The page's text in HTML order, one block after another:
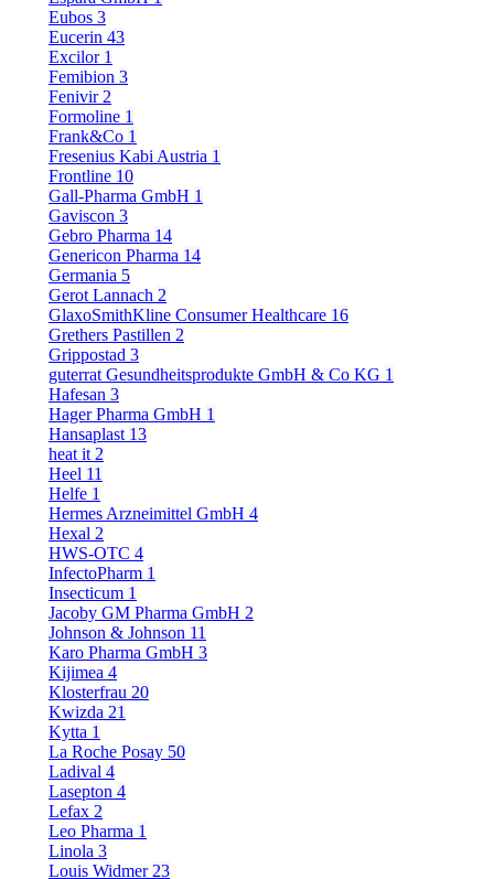
Eubos 3
Eucerin 43
Excilor 1
Femibion 3
Fenivir 2
Formoline 1
Frank&Co 1
Fresenius Kabi Austria 1
Frontline 10
Gall-Pharma GmbH 1
Gaviscon 3
Gebro Pharma 14
Genericon Pharma 14
Germania 5
Gerot Lannach 2
GlaxoSmithKline Consumer Healthcare 16
Grethers Pastillen 2
Grippostad 3
guterrat Gesundheitsprodukte GmbH & Co KG 1
Hafesan 3
Hager Pharma GmbH 1
Hansaplast 13
heat it 2
Heel 11
Helfe 1
Hermes Arzneimittel GmbH 4
Hexal 2
HWS-OTC 4
InfectoPharm 1
Insecticum 1
Jacoby GM Pharma GmbH 2
Johnson & Johnson 11
Karo Pharma GmbH 3
Kijimea 4
Klosterfrau 20
Kwizda 21
Kytta 1
La Roche Posay 50
Ladival 4
Lasepton 4
Lefax 2
Leo Pharma 1
Linola 3
Louis Widmer 23